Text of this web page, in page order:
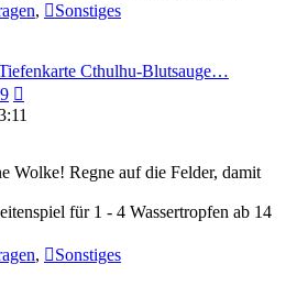
,
Sonstiges
Cthulhu-Blutsauge…
Beitrag
Wolke! Regne auf die Felder, damit
für 1 - 4 Wassertropfen ab 14
,
Sonstiges